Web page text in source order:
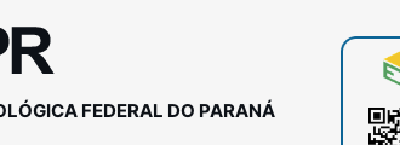
FEDERAL DO PARANÁ